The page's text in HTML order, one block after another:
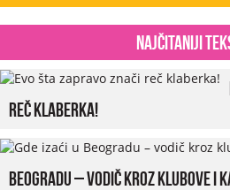
Najčitaniji
reč klaberka!
Beogradu – vodič kroz klubove i